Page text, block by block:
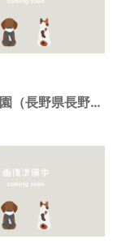
地附山公園（長野県長野市）